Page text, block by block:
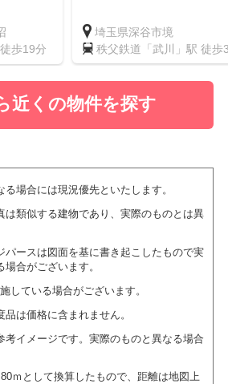
歩19分
埼玉県深谷市境
秩父鉄道「武川」駅 徒歩
分
近くの物件を探す
る場合には現況優先といたします。
は類似する建物であり、実際のものとは異
パースは図面を基に書き起こしたもので実
合がございます。
している場合がございます。
は価格に含まれません。
考イメージです。実際のものと異なる場合
ｍとして換算したもので、距離は地図上